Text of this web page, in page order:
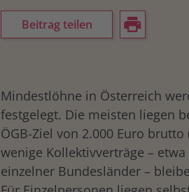
Beitrag teilen
Mindestlöhne in Österreich
festgelegt. Die meisten liegen
ÖGB-Ziel von 2.000 Euro
wenige Kollektivverträge –
einzelner Bundesländer –